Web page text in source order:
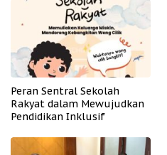
Peran Sentral Sekolah
Rakyat dalam Mewujudkan
Pendidikan Inklusif